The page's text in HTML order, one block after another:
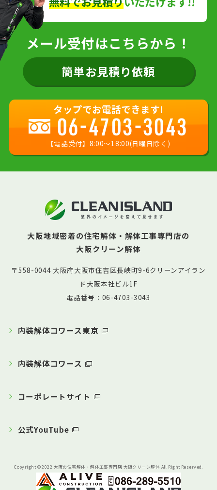
メール受付はこちらから！
簡単お見積り依頼
タップでお電話できます!
06-4703-3043
【電話受付】8:00〜18:00(日曜日除く)
大阪地域密着の住宅解体・解体工事専門店の
大阪クリーン解体
〒558-0044 大阪府大阪市住吉区長峡町9-6クリーンアイラン
ド大阪本社ビル1F
電話番号：06-4703-3043
内装解体コワース東京
内装解体コワース
コーポレートサイト
公式YouTube
Copyright © 2022 大阪の住宅解体・解体工事専門店 大阪クリーン解体 All Right Reserved.